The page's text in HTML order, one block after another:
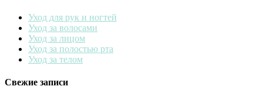
Уход для рук и ногтей
Уход за волосами
Уход за лицом
Уход за полостью рта
Уход за телом
Свежие записи